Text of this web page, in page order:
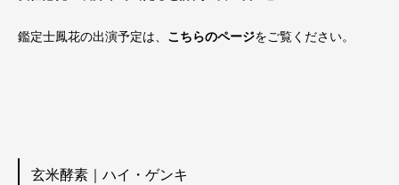
鑑定士鳳花の出演予定は、 こちらのページをご覧ください。
玄米酵素｜ハイ・ゲンキ